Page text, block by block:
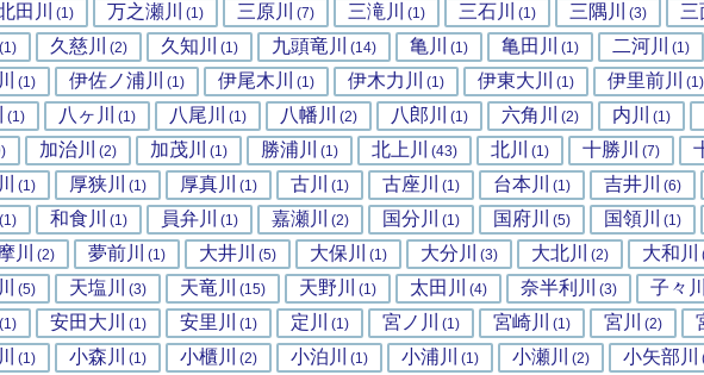
田川 (1) 万之瀬川 (1) 三原川 (7) 三滝川 (1) 三石川 (1) 三隅川 (3) 三
(1) 久慈川 (2) 久知川 (1) 九頭竜川 (14) 亀川 (1) 亀田川 (1) 二河川 (1)
(1) 伊佐ノ浦川 (1) 伊尾木川 (1) 伊木力川 (1) 伊東大川 (1) 伊里前川 (1)
(1) 八ヶ川 (1) 八尾川 (1) 八幡川 (2) 八郎川 (1) 六角川 (2) 内川 (1)
加治川 (2) 加茂川 (1) 勝浦川 (1) 北上川 (43) 北川 (1) 十勝川 (7)
(1) 厚狭川 (1) 厚真川 (1) 古川 (1) 古座川 (1) 台本川 (1) 吉井川 (6)
(1) 和食川 (1) 員弁川 (1) 嘉瀬川 (2) 国分川 (1) 国府川 (5) 国領川 (1)
川 (2) 夢前川 (1) 大井川 (5) 大保川 (1) 大分川 (3) 大北川 (2) 大和川
(5) 天塩川 (3) 天竜川 (15) 天野川 (1) 太田川 (4) 奈半利川 (3) 子々川
(1) 安田大川 (1) 安里川 (1) 定川 (1) 宮ノ川 (1) 宮崎川 (1) 宮川 (2)
(1) 小森川 (1) 小櫃川 (2) 小泊川 (1) 小浦川 (1) 小瀬川 (2) 小矢部川